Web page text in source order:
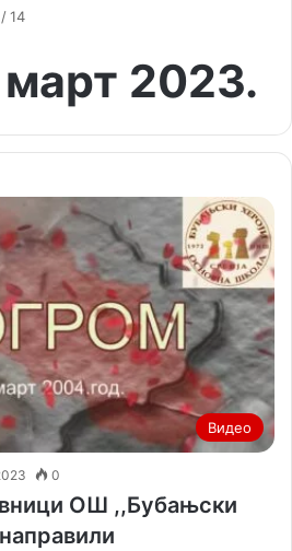
/14
март 2023.
Видео
0
ОШ ,,Бубањски